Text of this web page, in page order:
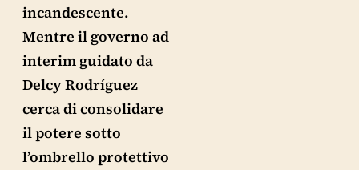
incandescente.
Mentre il governo ad
interim guidato da
Delcy Rodríguez
cerca di consolidare
il potere sotto
l’ombrello protettivo